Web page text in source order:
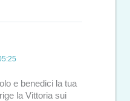
e benedici la tua
la Vittoria sui